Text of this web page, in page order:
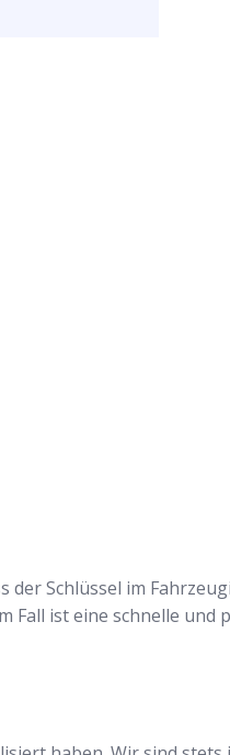
der Schlüssel im
Fall ist eine schnelle und